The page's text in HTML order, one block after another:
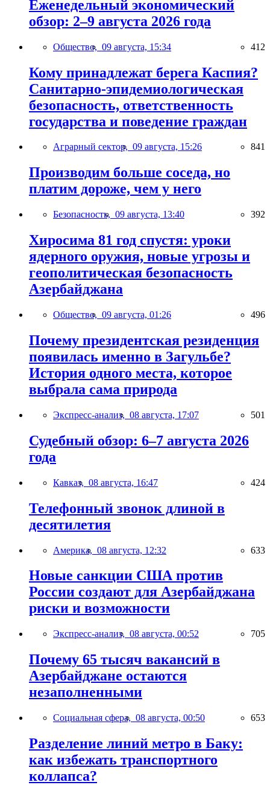
Еженедельный экономический
обзор: 2–9 августа 2026 года
Общество, 09 августа, 15:34 412
Кому принадлежат берега Каспия?
Санитарно-эпидемиологическая
безопасность, ответственность
государства и поведение граждан
Аграрный сектор, 09 августа, 15:26 841
Производим больше соседа, но
платим дороже, чем у него
Безопасность, 09 августа, 13:40 392
Хиросима 81 год спустя: уроки
ядерного оружия, новые угрозы и
геополитическая безопасность
Азербайджана
Общество, 09 августа, 01:26 496
Почему президентская резиденция
появилась именно в Загульбе?
История одного места, которое
выбрала сама природа
Экспресс-анализ, 08 августа, 17:07 501
Судебный обзор: 6–7 августа 2026
года
Кавказ, 08 августа, 16:47 424
Телефонный звонок длиной в
десятилетия
Америка, 08 августа, 12:32 633
Новые санкции США против
России создают для Азербайджана
риски и возможности
Экспресс-анализ, 08 августа, 00:52 705
Почему 65 тысяч вакансий в
Азербайджане остаются
незаполненными
Социальная сфера, 08 августа, 00:50 653
Разделение линий метро в Баку:
как избежать транспортного
коллапса?